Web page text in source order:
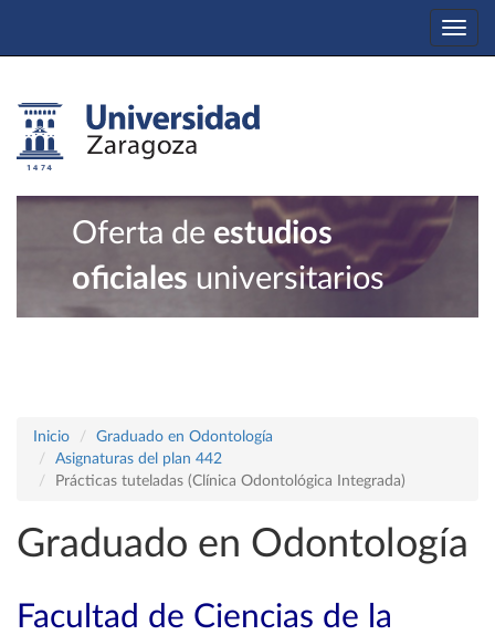
Oferta de estudios
oficiales universitarios
Inicio
Graduado en Odontología
Asignaturas del plan 442
Prácticas tuteladas (Clínica Odontológica Integrada)
Graduado en Odontología
Facultad de Ciencias de la